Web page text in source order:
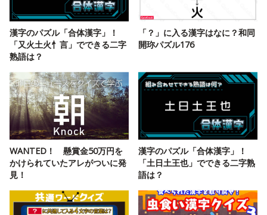
漢字のパズル「合体漢字」！
「又火土火忄言」でできる二字
熟語は？
「？」に入る漢字はなに？和同
開珎パズル176
WANTED！ 懸賞金50万円を
かけられていたアレがついに発
見！
漢字のパズル「合体漢字」！
「土日土王也」でできる二字熟
語は？